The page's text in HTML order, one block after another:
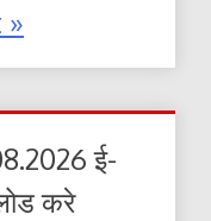
»
ई-
करे